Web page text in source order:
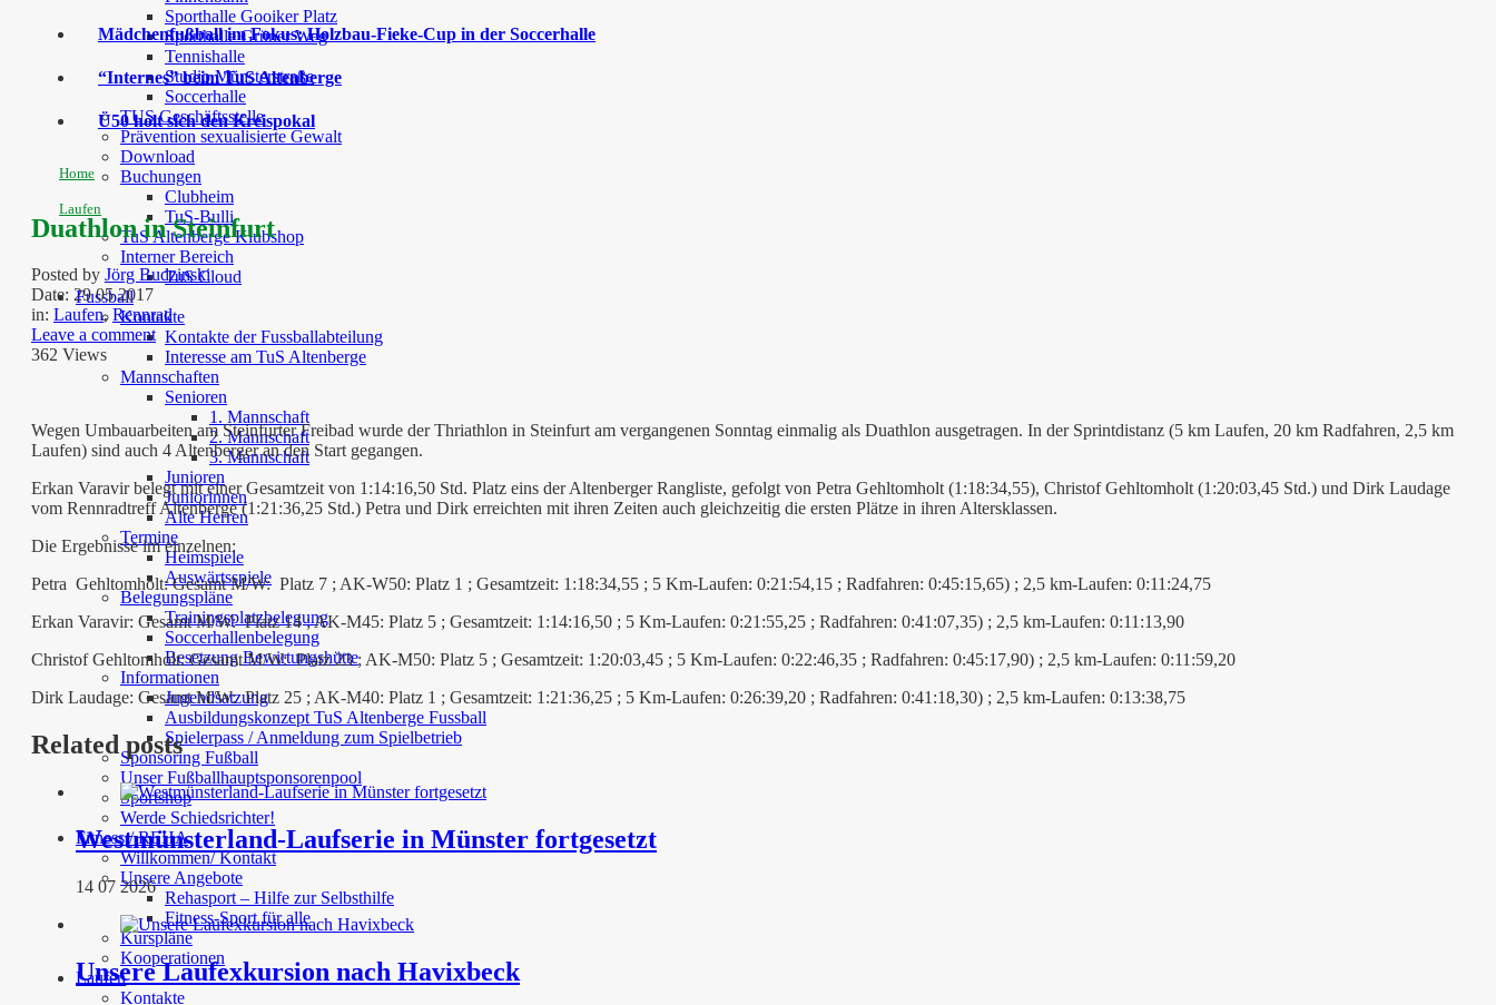
Sporthalle Gooiker Platz
Sporthalle Grüner Weg
Tennishalle
Studio Münsterstraße
Soccerhalle
TUS Geschäftsstelle
Prävention sexualisierte Gewalt
Download
Buchungen
Clubheim
TuS-Bulli
TuS Altenberge Klubshop
Interner Bereich
TuS Cloud
Fussball
Kontakte
Kontakte der Fussballabteilung
Interesse am TuS Altenberge
Mannschaften
Senioren
1. Mannschaft
2. Mannschaft
3. Mannschaft
Junioren
Juniorinnen
Alte Herren
Termine
Heimspiele
Auswärtsspiele
Belegungspläne
Trainingsplatzbelegung
Soccerhallenbelegung
Besetzung Bewirtungshütte
Informationen
Jugendsatzung
Ausbildungskonzept TuS Altenberge Fussball
Spielerpass / Anmeldung zum Spielbetrieb
Sponsoring Fußball
Unser Fußballhauptsponsorenpool
Sportshop
Werde Schiedsrichter!
Fitness / REHA
Willkommen/ Kontakt
Unsere Angebote
Rehasport – Hilfe zur Selbsthilfe
Fitness-Sport für alle
Kurspläne
Kooperationen
Laufen
Kontakte
Mädchenfußball im Fokus: Holzbau-Fieke-Cup in der Soccerhalle
“Internes” beim TuS Altenberge
Ü50 holt sich den Kreispokal
Home
Laufen
Duathlon in Steinfurt
Posted by Jörg Budzinski
Date: 29 05 2017
in: Laufen,Rennrad
Leave a comment
362 Views
Wegen Umbauarbeiten am Steinfurter Freibad wurde der Thriathlon in Steinfurt am vergangenen Sonntag einmalig als Duathlon ausgetragen. In der Sprintdistanz (5 km Laufen, 20 km Radfahren, 2,5 km
Laufen) sind auch 4 Altenberger an den Start gegangen.
Erkan Varavir belegt mit einer Gesamtzeit von 1:14:16,50 Std. Platz eins der Altenberger Rangliste, gefolgt von Petra Gehltomholt (1:18:34,55), Christof Gehltomholt (1:20:03,45 Std.) und Dirk Laudage
vom Rennradtreff Altenberge (1:21:36,25 Std.) Petra und Dirk erreichten mit ihren Zeiten auch gleichzeitig die ersten Plätze in ihren Altersklassen.
Die Ergebnisse im einzelnen:
Petra Gehltomholt: Gesamt M/W: Platz 7 ; AK-W50: Platz 1 ; Gesamtzeit: 1:18:34,55 ; 5 Km-Laufen: 0:21:54,15 ; Radfahren: 0:45:15,65) ; 2,5 km-Laufen: 0:11:24,75
Erkan Varavir: Gesamt M/W: Platz 14 ; AK-M45: Platz 5 ; Gesamtzeit: 1:14:16,50 ; 5 Km-Laufen: 0:21:55,25 ; Radfahren: 0:41:07,35) ; 2,5 km-Laufen: 0:11:13,90
Christof Gehltomholt: Gesamt M/W: Platz 23 ; AK-M50: Platz 5 ; Gesamtzeit: 1:20:03,45 ; 5 Km-Laufen: 0:22:46,35 ; Radfahren: 0:45:17,90) ; 2,5 km-Laufen: 0:11:59,20
Dirk Laudage: Gesamt M/W: Platz 25 ; AK-M40: Platz 1 ; Gesamtzeit: 1:21:36,25 ; 5 Km-Laufen: 0:26:39,20 ; Radfahren: 0:41:18,30) ; 2,5 km-Laufen: 0:13:38,75
Related posts
Westmünsterland-Laufserie in Münster fortgesetzt
14 07 2026
Unsere Laufexkursion nach Havixbeck